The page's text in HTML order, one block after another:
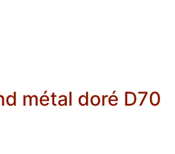
métal doré D70